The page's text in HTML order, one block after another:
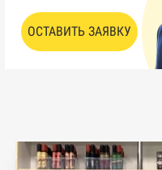
ОСТАВИТЬ ЗАЯВКУ